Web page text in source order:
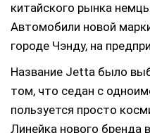
китайского рынка
Автомобили новой
городе Чэнду, на
Название Jetta было
том, что седан с
пользуется просто
Линейка нового бренда